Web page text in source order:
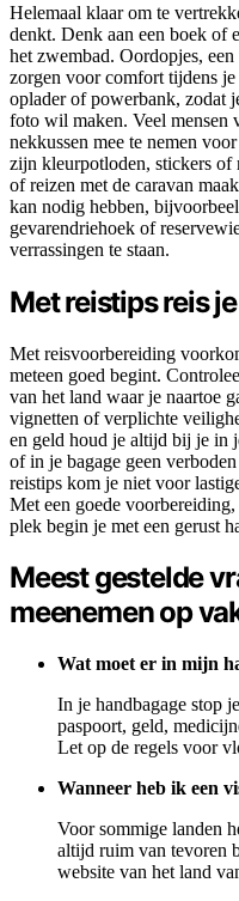
Helemaal klaar om te
denkt. Denk aan een boek of
het zwembad. Oordopjes,
zorgen voor comfort tijdens
oplader of powerbank, zodat
foto wil maken. Veel mensen
nekkussen mee te nemen
zijn kleurpotloden, stickers of
of reizen met de caravan
kan nodig hebben,
gevarendriehoek of
verrassingen te staan.
Met reistips reis
Met reisvoorbereiding
meteen goed begint.
van het land waar je naartoe
vignetten of verplichte
en geld houd je altijd bij je in
of in je bagage geen
reistips kom je niet voor
Met een goede
plek begin je met een gerust
Meest gestelde
meenemen op
Wat moet er in mijn
In je handbagage stop
paspoort, geld,
Let op de regels voor
Wanneer heb ik een
Voor sommige landen
altijd ruim van tevoren
website van het land